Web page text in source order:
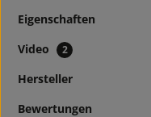
Eigenschaften
Video
2
Hersteller
Bewertungen